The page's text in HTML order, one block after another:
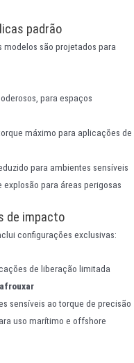
padrão
modelos são projetados para
para espaços
máximo para aplicações de
para ambientes sensíveis
explosão para áreas perigosas
de impacto
configurações exclusivas:
de liberação limitada
sensíveis ao torque de precisão
uso marítimo e offshore